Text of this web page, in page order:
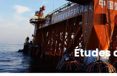
Études